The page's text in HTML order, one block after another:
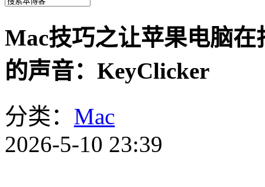
Mac技巧之让苹果电脑
的声音：KeyClicker
分类： Mac
2026-5-10 23:39